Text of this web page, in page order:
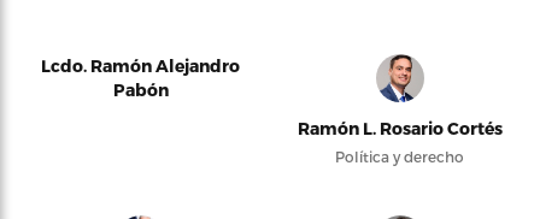
Lcdo. Ramón Alejandro
Pabón
Ramón L. Rosario Cortés
Política y derecho